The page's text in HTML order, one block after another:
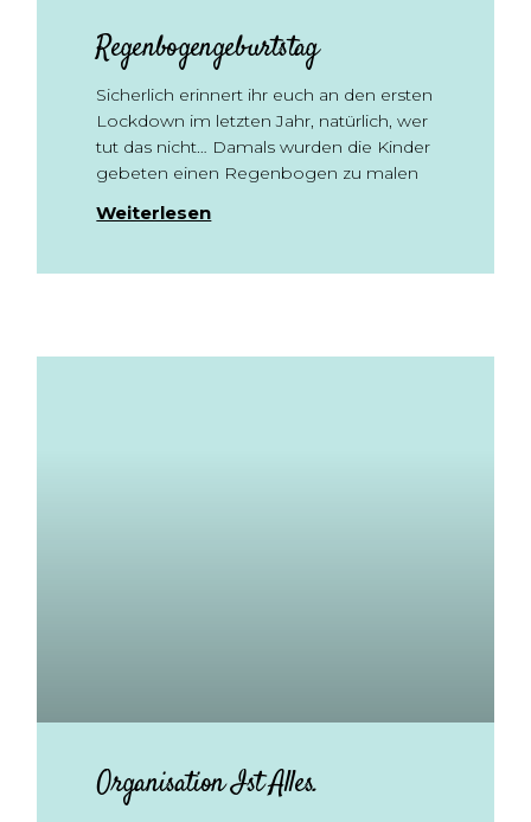
Regenbogengeburtstag
Sicherlich erinnert ihr euch an den ersten
Lockdown im letzten Jahr, natürlich, wer
tut das nicht… Damals wurden die Kinder
gebeten einen Regenbogen zu malen
Weiterlesen
Organisation Ist Alles.